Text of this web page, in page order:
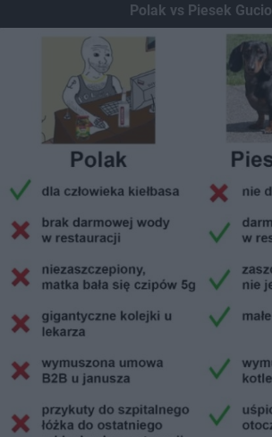
Polak vs Piesek Gucio